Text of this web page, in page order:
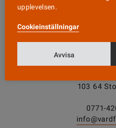
103 64
0771-
upplevelsen.
Cookieinställningar
Avvisa